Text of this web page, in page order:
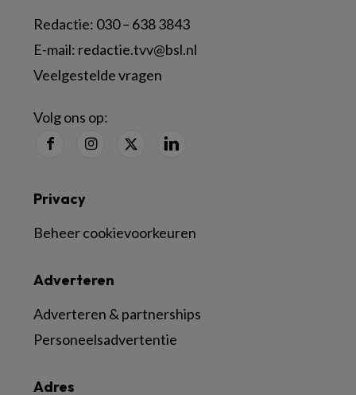
Redactie: 030 – 638 3843
E-mail: redactie.tvv@bsl.nl
Veelgestelde vragen
Volg ons op:
Adres
Adverteren
Adverteren & partnerships
Personeelsadvertentie
Privacy
Beheer cookievoorkeuren